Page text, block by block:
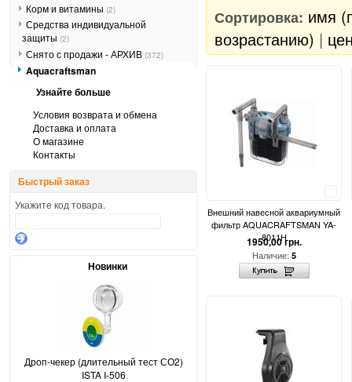
Сортировка: имя
возрастанию) |
Внешний навесной аквариумный
фильтр AQUACRAFTSMAN YA-
8011H
1950,00 грн.
Наличие: 5
Корм и витамины (2)
Средства индивидуальной
защиты (2)
Снято с продажи - АРХИВ (372)
Aquacraftsman
Узнайте больше
Условия возврата и обмена
Доставка и оплата
О магазине
Контакты
Быстрый заказ
Укажите код товара.
Новинки
Дроп-чекер (длительный тест СО2)
ISTA I-506